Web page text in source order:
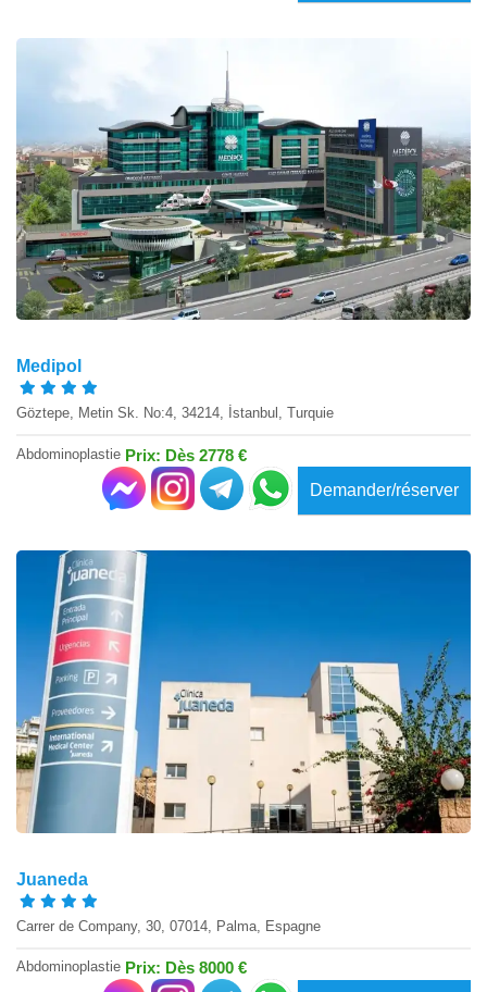
Medipol
Göztepe, Metin Sk. No:4, 34214, İstanbul, Turquie
Abdominoplastie Prix: Dès 2778 €
Demander/réserver
Juaneda
Carrer de Company, 30, 07014, Palma, Espagne
Abdominoplastie Prix: Dès 8000 €